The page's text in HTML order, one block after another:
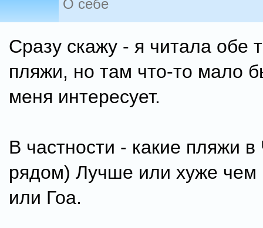
О себе
Сразу скажу - я читала обе
пляжи, но там что-то мало
меня интересует.
В частности - какие пляжи
рядом) Лучше или хуже чем
или Гоа.